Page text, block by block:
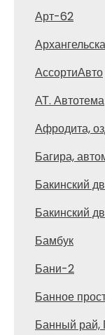
Арт-62
АссортиАвто
АТ. Автотема
Афродита,
Багира,
Бакинский
Бакинский
Бамбук
Бани-2
Банное
Банный рай,